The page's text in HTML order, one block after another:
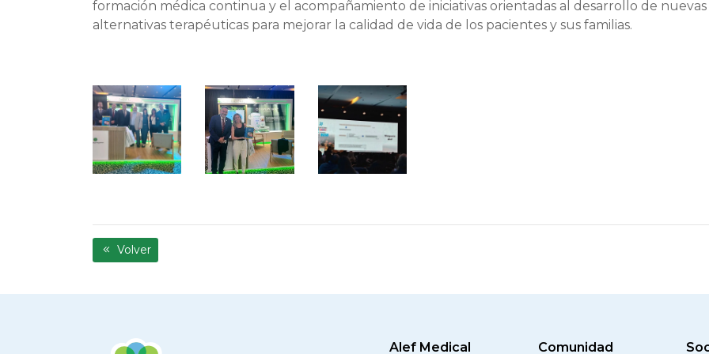
formación médica continua y el acompañamiento de iniciativas orientadas al desarrollo de nuevas
alternativas terapéuticas para mejorar la calidad de vida de los pacientes y sus familias.
Volver
Alef Medical Comunidad